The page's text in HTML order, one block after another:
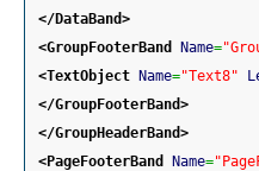
</DataBand>
<GroupFooterBand
Name=
<TextObject Name="Text8"
</GroupFooterBand>
</GroupHeaderBand>
<PageFooterBand
Name=